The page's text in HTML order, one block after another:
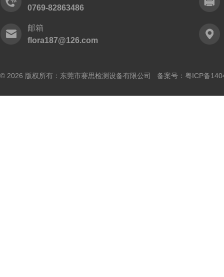
0769-82863486
邮箱
flora187@126.com
© 2026 版权所有：东莞市赛思检测设备有限公司 备案号： 粤ICP备